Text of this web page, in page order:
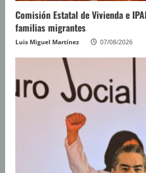
Comisión Estatal de Vivienda e
familias migrantes
Luis Miguel Martínez 07/08/2026